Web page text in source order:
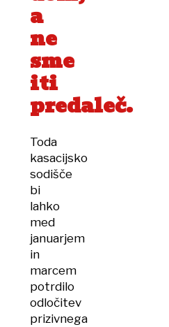
a
ne
sme
iti
predaleč.
Toda
kasacijsko
sodišče
bi
lahko
med
januarjem
in
marcem
potrdilo
odločitev
prizivnega